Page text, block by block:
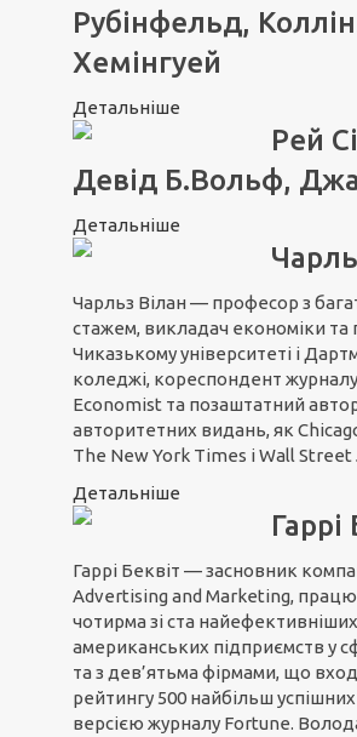
Рубінфельд,
Хемінгуей
Детальніше
Рей
Девід Б.Вольф,
Детальніше
Чарльз Вілан — професор з
стажем, викладач економіки та
Чиказькому університеті і
коледжі, кореспондент
Economist та позаштатний
авторитетних видань, як
The New York Times і Wall Street
Детальніше
Гаррі
Гаррі Беквіт — засновник
Advertising and Marketing,
чотирма зі ста найефективніших
американських підприємств у
та з дев’ятьма фірмами, що
рейтингу 500 найбільш
версією журналу Fortune.